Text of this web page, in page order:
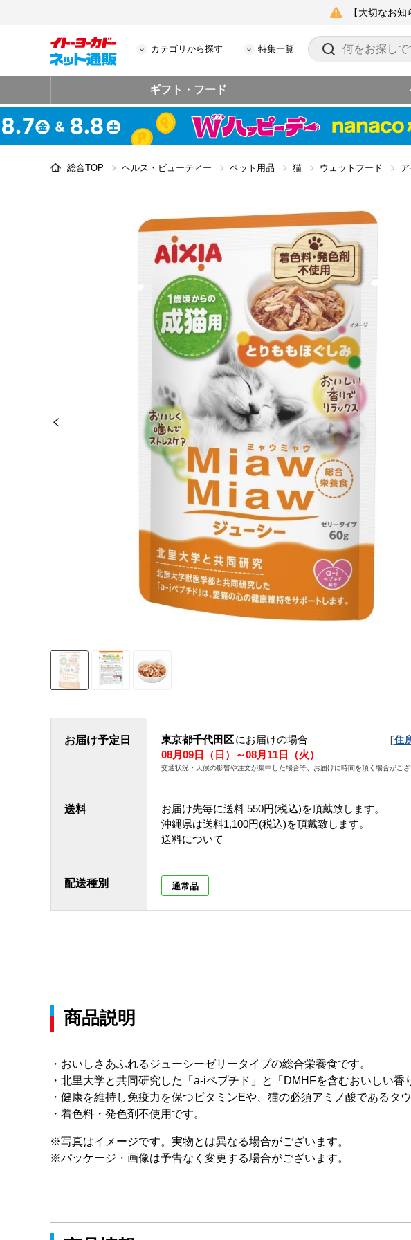
【大切なお
カテゴリから探す 特集一覧
ギフト・フード
総合TOP ヘルス・ビューティー ペット用品 猫 ウェットフード
お届け予定日 東京都千代田区にお届けの場合 [住
08月09日（日）～08月11日（火）
交通状況・天候の影響や注文が集中した場合等、お届けに時間を頂く場合がござ
送料 お届け先毎に送料 550円(税込)を頂戴致します。
沖縄県は送料1,100円(税込)を頂戴致します。
送料について
配送種別 通常品
商品説明
・おいしさあふれるジューシーゼリータイプの総合栄養食です。
・北里大学と共同研究した「a-iペプチド」と「DMHFを含むおいしい香
・健康を維持し免疫力を保つビタミンEや、猫の必須アミノ酸であるタ
・着色料・発色剤不使用です。
※写真はイメージです。実物とは異なる場合がございます。
※パッケージ・画像は予告なく変更する場合がございます。